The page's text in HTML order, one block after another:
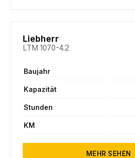
Liebherr
LTM 1070-4.2
Baujahr
Kapazität
Stunden
KM
MEHR SEHEN